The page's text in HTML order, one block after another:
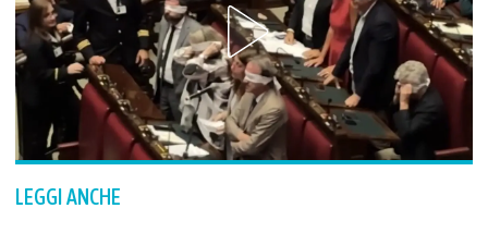
LEGGI ANCHE